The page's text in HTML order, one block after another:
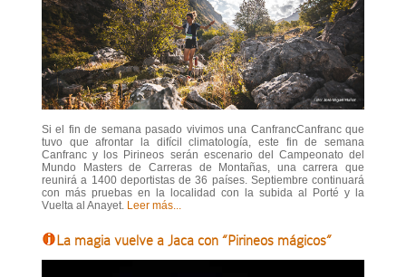
Si el fin de semana pasado vivimos una CanfrancCanfranc que
tuvo que afrontar la difícil climatología, este fin de semana
Canfranc y los Pirineos serán escenario del Campeonato del
Mundo Masters de Carreras de Montañas, una carrera que
reunirá a 1400 deportistas de 36 países. Septiembre continuará
con más pruebas en la localidad con la subida al Porté y la
Vuelta al Anayet. Leer más...
La magia vuelve a Jaca con “Pirineos mágicos”